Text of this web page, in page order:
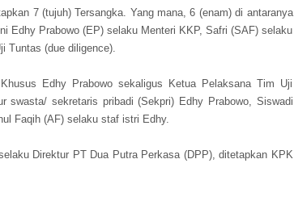
7 (tujuh) Tersangka. Yang mana, 6 (enam) di antaranya
Edhy Prabowo (EP) selaku Menteri KKP, Safri (SAF) selaku
Tuntas (due diligence).
Edhy Prabowo sekaligus Ketua Pelaksana Tim Uji
swasta/ sekretaris pribadi (Sekpri) Edhy Prabowo, Siswadi
Faqih (AF) selaku staf istri Edhy.
Direktur PT Dua Putra Perkasa (DPP), ditetapkan KPK